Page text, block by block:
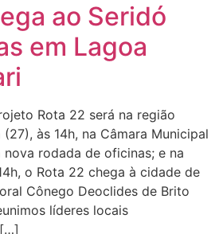
ao Seridó
em Lagoa
Rota 22 será na região
às 14h, na Câmara Municipal
rodada de oficinas; e na
o Rota 22 chega à cidade de
Cônego Deoclides de Brito
líderes locais